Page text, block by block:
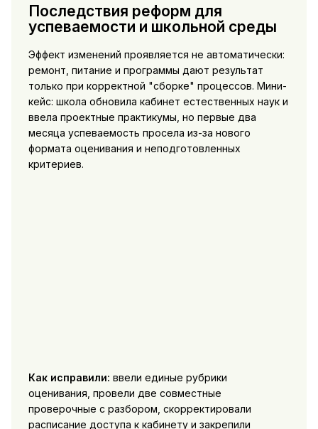
Последствия реформ для
успеваемости и школьной среды
Эффект изменений проявляется не автоматически:
ремонт, питание и программы дают результат
только при корректной "сборке" процессов. Мини-
кейс: школа обновила кабинет естественных наук и
ввела проектные практикумы, но первые два
месяца успеваемость просела из-за нового
формата оценивания и неподготовленных
критериев.
Как исправили: ввели единые рубрики
оценивания, провели две совместные
проверочные с разбором, скорректировали
расписание доступа к кабинету и закрепили